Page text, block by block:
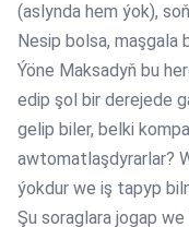
(aslynda hem ýok),
Nesip bolsa, maşgala
Ýöne Maksadyň bu
edip şol bir derejede
gelip biler, belki
awtomatlaşdyrarlar?
ýokdur we iş tapyp
Şu soraglara jogap